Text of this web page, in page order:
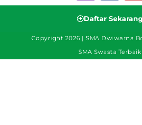
Daftar Sekarang
Copyright 2026 | SMA Dwiwarna
SMA Swasta Terbaik